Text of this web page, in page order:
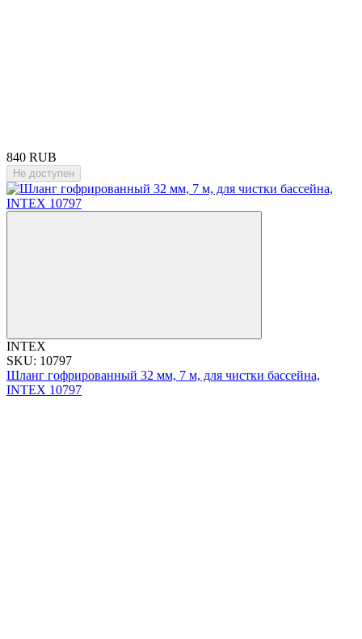
840 RUB
Не доступен
INTEX
SKU: 10797
Шланг гофрированный 32 мм, 7 м, для чистки бассейна,
INTEX 10797